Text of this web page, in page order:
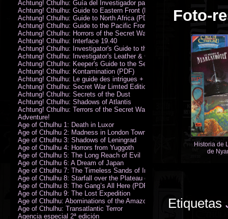
Foto-
Historia de
de
Etiquetas
Achtung! Cthulhu: Guía del Investigador para la Guerra Secreta
Achtung! Cthulhu: Guide to Eastern Front (PDF)
Achtung! Cthulhu: Guide to North Africa (PDF)
Achtung! Cthulhu: Guide to the Pacific Front
Achtung! Cthulhu: Horrors of the Secret War
Achtung! Cthulhu: Interface 19.40
Achtung! Cthulhu: Investigator's Guide to the Secret War
Achtung! Cthulhu: Investigator's Leather & Canvas Bag
Achtung! Cthulhu: Keeper's Guide to the Secret War
Achtung! Cthulhu: Kontamination (PDF)
Achtung! Cthulhu: Le guide des intrigues + ecran
Achtung! Cthulhu: Secret War Limted Edition Book
Achtung! Cthulhu: Secrets of the Dust
Achtung! Cthulhu: Shadows of Atlantis
Achtung! Cthulhu: Terrors of the Secret War
Adventure!
Age of Cthulhu 1: Death in Luxor
Age of Cthulhu 2: Madness in London Town
Age of Cthulhu 3: Shadows of Leningrad
Age of Cthulhu 4: Horrors from Yuggoth
Age of Cthulhu 5: The Long Reach of Evil
Age of Cthulhu 6: A Dream of Japan
Age of Cthulhu 7: The Timeless Sands of India
Age of Cthulhu 8: Starfall over the Plateau of Leng
Age of Cthulhu 8: The Gang’s All Here (PDF)
Age of Cthulhu 9: The Lost Expedition
Age of Cthulhu: Abominations of the Amazon
Age of Cthulhu: Transatlantic Terror
Agencia especial 2ª edición